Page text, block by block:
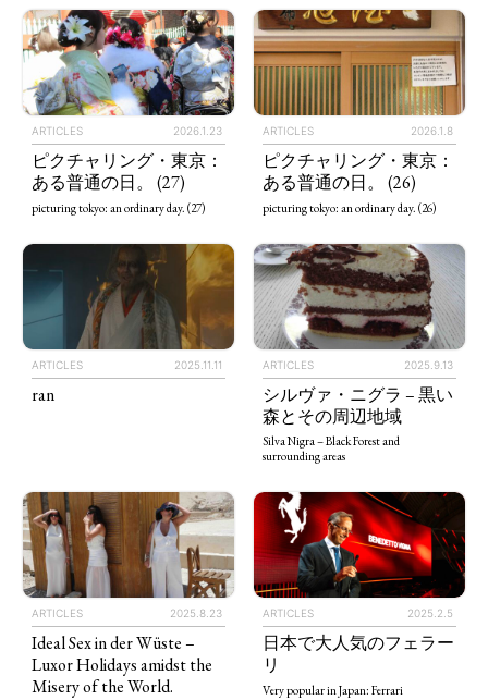
ARTICLES 2026.1.23
ピクチャリング・東京：
ある普通の日。 (27)
picturing tokyo: an ordinary day. (27)
ARTICLES 2026.1.8
ピクチャリング・東京：
ある普通の日。 (26)
picturing tokyo: an ordinary day. (26)
ARTICLES 2025.11.11
ran
ARTICLES 2025.9.13
シルヴァ・ニグラ – 黒い
森とその周辺地域
Silva Nigra – Black Forest and
surrounding areas
ARTICLES 2025.8.23
Ideal Sex in der Wüste –
Luxor Holidays amidst the
Misery of the World.
ARTICLES 2025.2.5
日本で大人気のフェラー
リ
Very popular in Japan: Ferrari